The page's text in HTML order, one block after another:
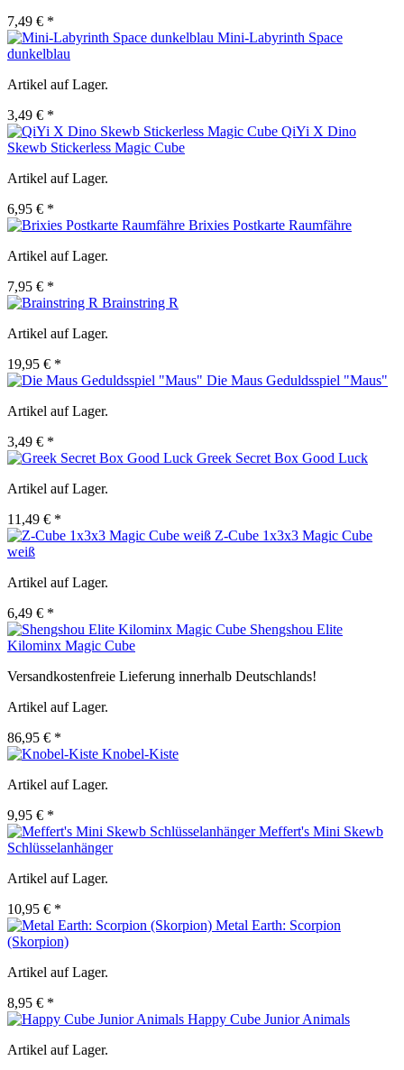
7,49 € *
Mini-Labyrinth Space
dunkelblau
Artikel auf Lager.
3,49 € *
QiYi X Dino
Skewb Stickerless Magic Cube
Artikel auf Lager.
6,95 € *
Brixies Postkarte Raumfähre
Artikel auf Lager.
7,95 € *
Brainstring R
Artikel auf Lager.
19,95 € *
Die Maus Geduldsspiel "Maus"
Artikel auf Lager.
3,49 € *
Greek Secret Box Good Luck
Artikel auf Lager.
11,49 € *
Z-Cube 1x3x3 Magic Cube
weiß
Artikel auf Lager.
6,49 € *
Shengshou Elite
Kilominx Magic Cube
Versandkostenfreie Lieferung innerhalb Deutschlands!
Artikel auf Lager.
86,95 € *
Knobel-Kiste
Artikel auf Lager.
9,95 € *
Meffert's Mini Skewb
Schlüsselanhänger
Artikel auf Lager.
10,95 € *
Metal Earth: Scorpion
(Skorpion)
Artikel auf Lager.
8,95 € *
Happy Cube Junior Animals
Artikel auf Lager.